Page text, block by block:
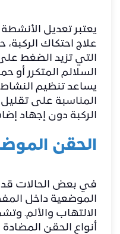
يعتبر تعديل
علاج احتكاك
التي تزيد الضغط
السلالم المتكرر أو
يساعد تنظيم النشاط
المناسبة على
الركبة دون إجهاد
الحقن
في بعض الحالات قد
الموضعية داخل
الالتهاب والألم.
أنواع الحقن